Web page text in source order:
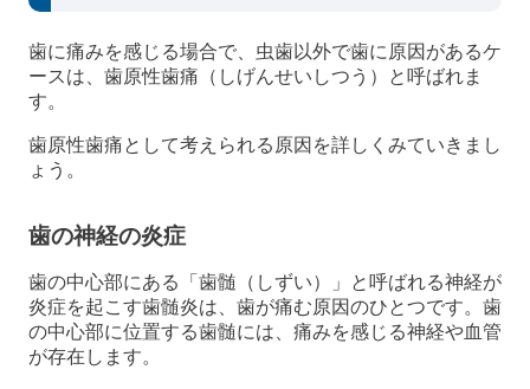
歯に痛みを感じる場合で、虫歯以外で歯に原因があるケ
ースは、歯原性歯痛（しげんせいしつう）と呼ばれま
す。
歯原性歯痛として考えられる原因を詳しくみていきまし
ょう。
歯の神経の炎症
歯の中心部にある「歯髄（しずい）」と呼ばれる神経が
炎症を起こす歯髄炎は、歯が痛む原因のひとつです。歯
の中心部に位置する歯髄には、痛みを感じる神経や血管
が存在します。